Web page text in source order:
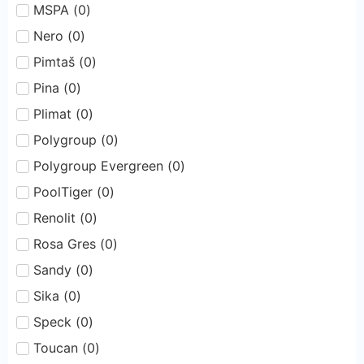
MSPA (0)
Nero (0)
Pimtaš (0)
Pina (0)
Plimat (0)
Polygroup (0)
Polygroup Evergreen (0)
PoolTiger (0)
Renolit (0)
Rosa Gres (0)
Sandy (0)
Sika (0)
Speck (0)
Toucan (0)